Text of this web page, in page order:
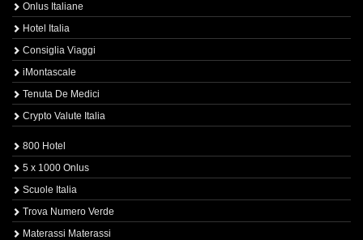
Onlus Italiane
Hotel Italia
Consiglia Viaggi
iMontascale
Tenuta De Medici
Crypto Valute Italia
800 Hotel
5 x 1000 Onlus
Scuole Italia
Trova Numero Verde
Materassi Materassi